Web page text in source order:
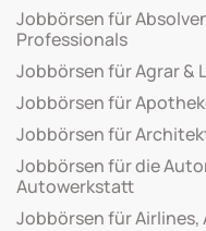
Jobbörsen für
Professionals
Jobbörsen für Agrar &
Jobbörsen für
Jobbörsen für
Jobbörsen für die
Autowerkstatt
Jobbörsen für